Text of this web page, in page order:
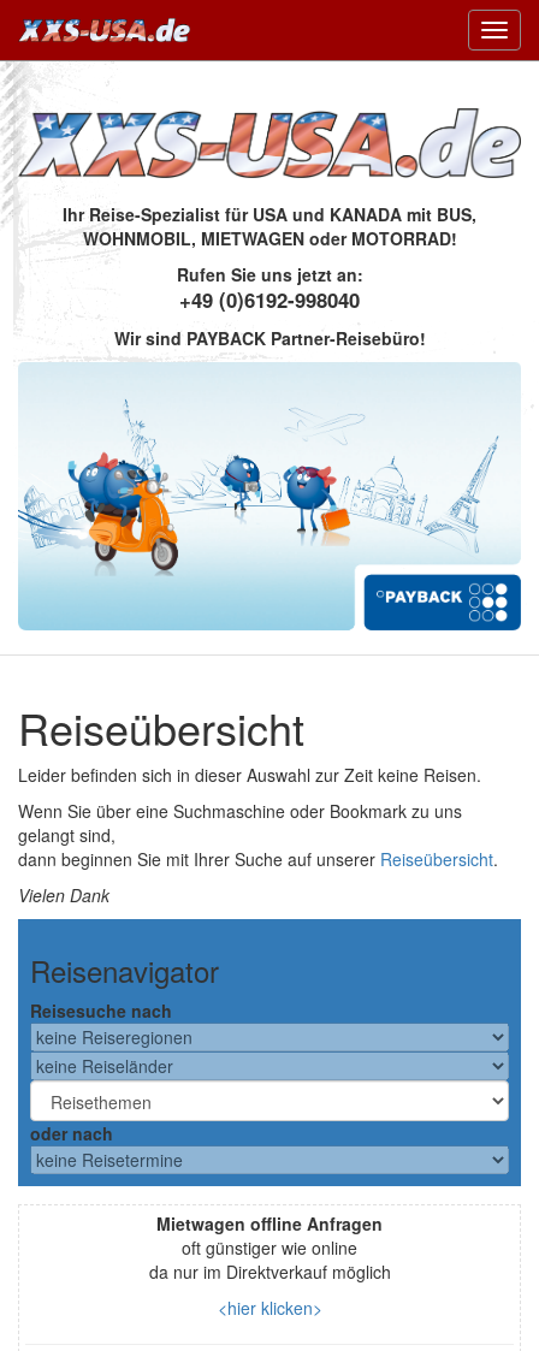
Ihr Reise-Spezialist für USA und KANADA mit BUS,
WOHNMOBIL, MIETWAGEN oder MOTORRAD!
Rufen Sie uns jetzt an:
+49 (0)6192-998040
Wir sind PAYBACK Partner-Reisebüro!
Reiseübersicht
Leider befinden sich in dieser Auswahl zur Zeit keine Reisen.
Wenn Sie über eine Suchmaschine oder Bookmark zu uns
gelangt sind,
dann beginnen Sie mit Ihrer Suche auf unserer Reiseübersicht.
Vielen Dank
Reisenavigator
Reisesuche nach
oder nach
Mietwagen offline Anfragen
oft günstiger wie online
da nur im Direktverkauf möglich
<hier klicken>